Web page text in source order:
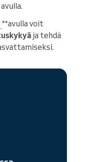
**avulla voit
ja tehdä